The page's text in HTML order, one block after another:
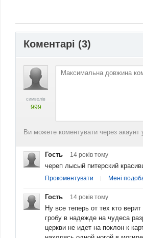
Коментарі (3)
символів
999
Ви можете коментувати через акаунт
Гость 14 років тому
череп лысый питерский
Прокоментувати Мені
Гость 14 років тому
Ну все теперь от тех кто
гробу в надежде на чудеса
церкви не идет на поклон к